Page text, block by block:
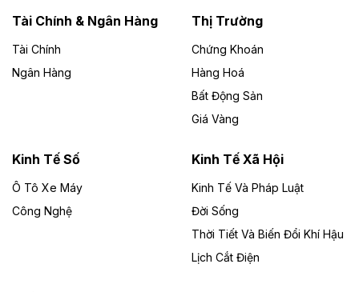
Lai
Bốn doanh nghiệp có sự góp vốn của Công ty Cổ
phần Tập đoàn Đức Long Gia Lai (HoSE: DLG) được
Gia Lai với tổng vốn hơn 4.750 tỷ đồng.
Đồng Nai cho thuê gần 59 ha đất làm khu
công nghiệp ở Long Thành
UBND TP Đồng Nai cho Công ty Amata thuê gần 59 ha
đất để đầu tư khu công nghiệp công nghệ cao Long
Tài Chính & Ngân Hàng
Tài Chính
Ngân Hàng
Thị Trường
Chứng Khoán
Hàng Hoá
Bất Động Sản
Giá Vàng
Kinh Tế Số
Ô Tô Xe Máy
Công Nghệ
Kinh Tế Xã Hội
Kinh Tế Và Pháp Luật
Đời Sống
Thời Tiết Và Biến Đổi Khí Hậu
Lịch Cắt Điện